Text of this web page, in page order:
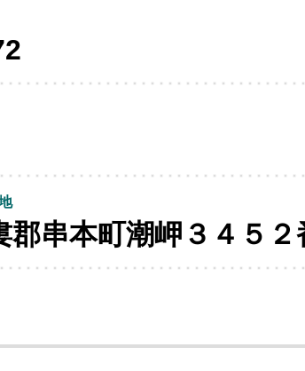
郡串本町潮岬３４５２